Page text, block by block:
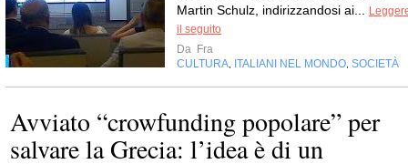
Martin Schulz, indirizzandosi ai...
il seguito
Da Fra
CULTURA
ITALIANI NEL MONDO SOCIETÀ
Avviato “crowfunding popolare” per
salvare la Grecia: l’idea è di un